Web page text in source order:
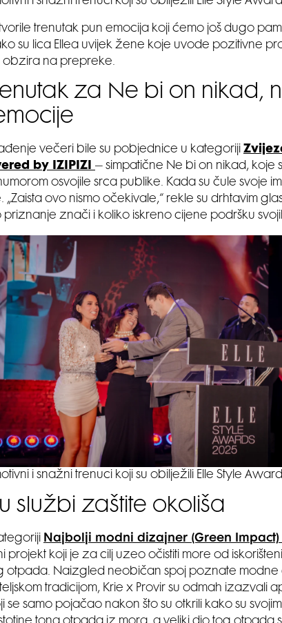
trenutak pun emocija koji ćemo još dugo
su lica Ellea uvijek žene koje uvode pozitivne
obzira na prepreke.
za Ne bi on nikad,
večeri bile su pobjednice u kategoriji
by IZIPIZI – simpatične Ne bi on nikad, koje
osvojile srca publike. Kada su čule svoje
ovo nismo očekivale,“ rekle su drhtavim
priznanje znači i koliko iskreno cijene podršku
i snažni trenuci koji su obilježili Elle Style
službi zaštite okoliša
Najbolji modni dizajner (Green Impact)
projekt koji je za cilj uzeo očistiti more od
otpada. Naizgled neobičan spoj poznate
tradicijom, Krie x Provir su odmah izazvali
se samo pojačao nakon što su otkrili kako su